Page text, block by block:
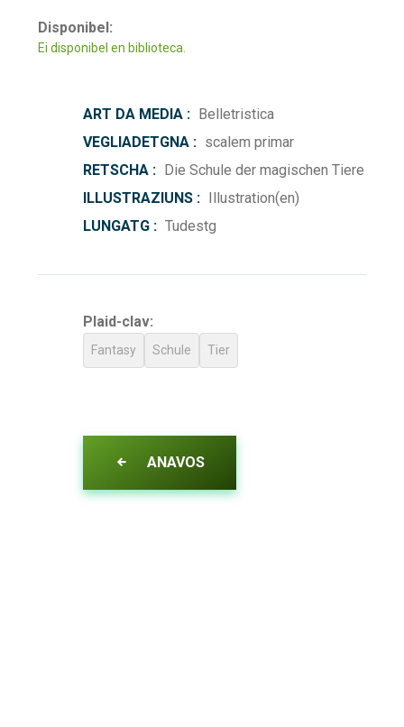
Disponibel:
Ei disponibel en biblioteca.
ART DA MEDIA : Belletristica
VEGLIADETGNA : scalem primar
RETSCHA : Die Schule der magischen Tiere
ILLUSTRAZIUNS : Illustration(en)
LUNGATG : Tudestg
Plaid-clav:
Fantasy Schule Tier
ANAVOS